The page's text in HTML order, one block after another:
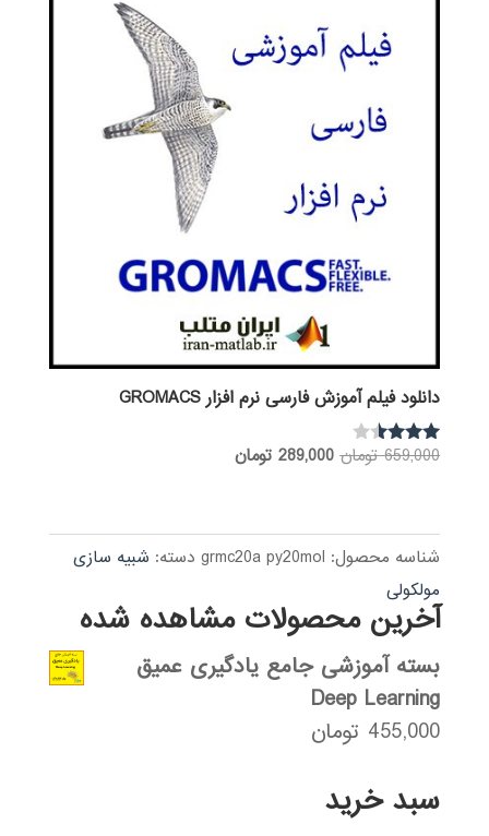
دانلود فیلم آموزش فارسی نرم افزار GROMACS
نمره
659,000 تومان قیمت
بود.
289,000 تومانقیمت
شناسه محصول: grmc20a py20mol دسته: شبیه سازی
مولکولی
آخرین محصولات مشاهده شده
بسته آموزشی جامع یادگیری عمیق
Deep Learning
455,000 تومان
سبد خرید